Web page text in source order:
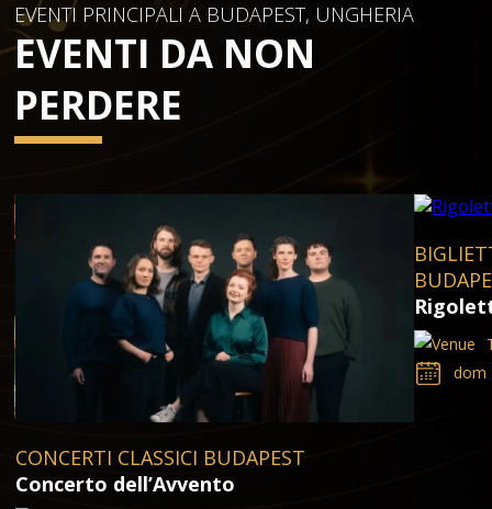
EVENTI PRINCIPALI A BUDAPEST, UNGHERIA
EVENTI DA NON
PERDERE
CONCERTI CLASSICI BUDAPEST
Concerto dell’Avvento
dom